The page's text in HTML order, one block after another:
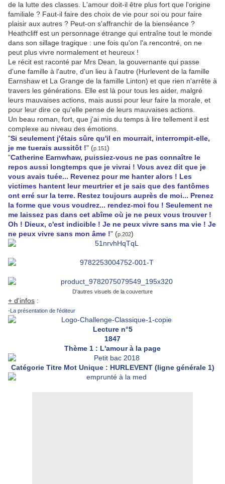
de la lutte des classes. L'amour doit-il être plus fort que l'origine
familiale ? Faut-il faire des choix de vie pour soi ou pour faire
plaisir aux autres ? Peut-on s'affranchir de la bienséance ?
Heathcliff est un personnage étrange qui entraîne tout le monde
dans son sillage tragique : une fois qu'on l'a rencontré, on ne
peut plus vivre normalement et heureux !
Le récit est raconté par Mrs Dean, la gouvernante qui passe
d'une famille à l'autre, d'un lieu à l'autre (Hurlevent de la famille
Earnshaw et La Grange de la famille Linton) et que rien n'arrête à
travers les générations. Elle est là pour tous les aider, malgré
leurs mauvaises actions, mais aussi pour leur faire la morale, et
pour leur dire ce qu'elle pense de leurs mauvaises actions.
Un beau roman, fort, que j'ai mis du temps à lire tellement il est
complexe au niveau des émotions.
"Si seulement j'étais sûre qu'il en mourrait, interrompit-elle,
je me tuerais aussitôt !" (p.151)
"Catherine Earnwhaw, puissiez-vous ne pas connaître le
repos aussi longtemps que je vivrai ! Vous avez dit que je
vous avais tuée... Revenez pour me hanter alors ! Les
victimes hantent leur meurtrier et je sais que des fantômes
ont erré sur la terre. Restez toujours auprès de moi... Prenez
la forme que vous voudrez... rendez-moi fou ! Seulement ne
me laissez pas dans cet abîme où je ne peux vous trouver !
Oh ! Dieux, c'est indicible ! Je ne peux vivre sans ma vie ! Je
ne peux vivre sans mon âme !" (p.202)
D'autres visuels de la couverture
+ d'infos :
-La présentation de l'éditeur
Lecture n°5
1847
Thème 1 : L'amour à la page
Catégorie Titre Mot Unique : HURLEVENT (ligne générale 1)